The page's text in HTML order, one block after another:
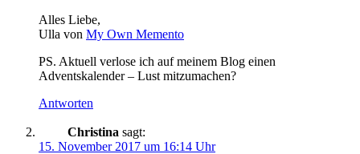
Alles Liebe,
Ulla von My Own Memento
PS. Aktuell verlose ich auf meinem Blog einen
Adventskalender – Lust mitzumachen?
Antworten
Christina sagt:
15. November 2017 um 16:14 Uhr